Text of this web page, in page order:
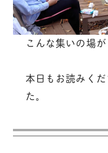
こんな集いの場
本日もお読みく
た。